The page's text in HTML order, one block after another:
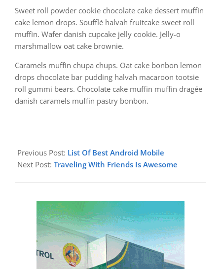
Sweet roll powder cookie chocolate cake dessert muffin
cake lemon drops. Soufflé halvah fruitcake sweet roll
muffin. Wafer danish cupcake jelly cookie. Jelly-o
marshmallow oat cake brownie.
Caramels muffin chupa chups. Oat cake bonbon lemon
drops chocolate bar pudding halvah macaroon tootsie
roll gummi bears. Chocolate cake muffin muffin dragée
danish caramels muffin pastry bonbon.
07-
17
Previous Post: List Of Best Android Mobile
Next Post: Traveling With Friends Is Awesome